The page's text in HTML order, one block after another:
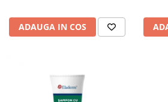
ADAUGA IN COS